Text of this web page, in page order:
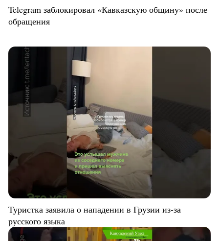
Telegram заблокировал «Кавказскую общину» после
обращения
Туристка заявила о нападении в Грузии из-за
русского языка